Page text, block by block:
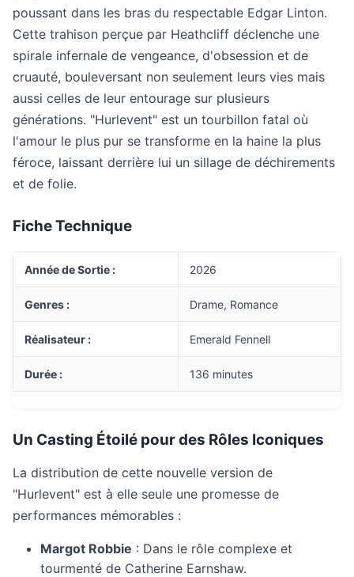
poussant dans les bras du respectable Edgar Linton.
Cette trahison perçue par Heathcliff déclenche une
spirale infernale de vengeance, d'obsession et de
cruauté, bouleversant non seulement leurs vies mais
aussi celles de leur entourage sur plusieurs
générations. "Hurlevent" est un tourbillon fatal où
l'amour le plus pur se transforme en la haine la plus
féroce, laissant derrière lui un sillage de déchirements
et de folie.
Fiche Technique
Année de Sortie : 2026
Genres : Drame, Romance
Réalisateur : Emerald Fennell
Durée : 136 minutes
Un Casting Étoilé pour des Rôles Iconiques
La distribution de cette nouvelle version de
"Hurlevent" est à elle seule une promesse de
performances mémorables :
Margot Robbie : Dans le rôle complexe et
tourmenté de Catherine Earnshaw.